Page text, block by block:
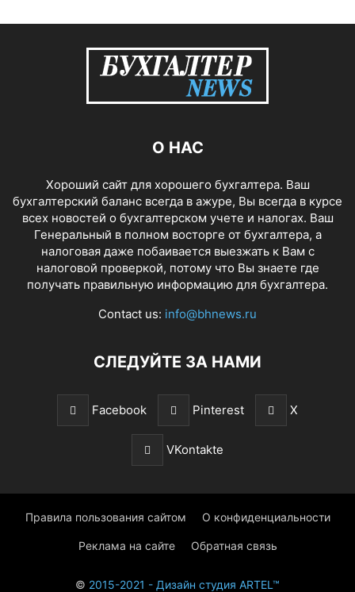
О НАС
Хороший сайт для хорошего бухгалтера. Ваш
бухгалтерский баланс всегда в ажуре, Вы всегда в курсе
всех новостей о бухгалтерском учете и налогах. Ваш
Генеральный в полном восторге от бухгалтера, а
налоговая даже побаивается выезжать к Вам с
налоговой проверкой, потому что Вы знаете где
получать правильную информацию для бухгалтера.
Contact us: info@bhnews.ru
СЛЕДУЙТЕ ЗА НАМИ
Facebook Pinterest X
VKontakte
Правила пользования сайтом О конфиденциальности
Реклама на сайте Обратная связь
© 2015-2021 - Дизайн студия ARTEL™